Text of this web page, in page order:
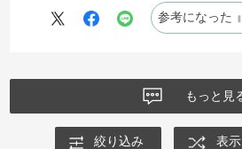
参考になった
もっと見
絞り込み 表